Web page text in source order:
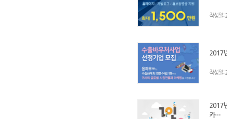
작성일
2017
작성일
2017
카…